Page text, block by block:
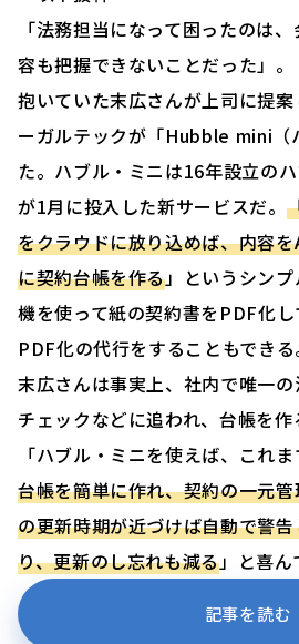
「法務担当になって困ったのは
容も把握できないことだった」
抱いていた末広さんが上司に提
ーガルテックが「Hubble mini（
た。ハブル・ミニは16年設立のハ
が1月に投入した新サービスだ。
をクラウドに放り込めば、内容
に契約台帳を作る」というシン
機を使って紙の契約書をPDF化
PDF化の代行をすることもできる
末広さんは事実上、社内で唯一
チェックなどに追われ、台帳を作
「ハブル・ミニを使えば、これ
台帳を簡単に作れ、契約の一元
の更新時期が近づけば自動で警
り、更新のし忘れも減る」と喜ん
記事を読む